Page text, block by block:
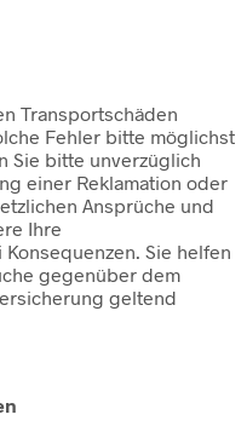
Transportschäden
Fehler bitte möglichst
Sie bitte unverzüglich
einer Reklamation oder
Ansprüche und
Ihre
Sie helfen
gegenüber dem
geltend